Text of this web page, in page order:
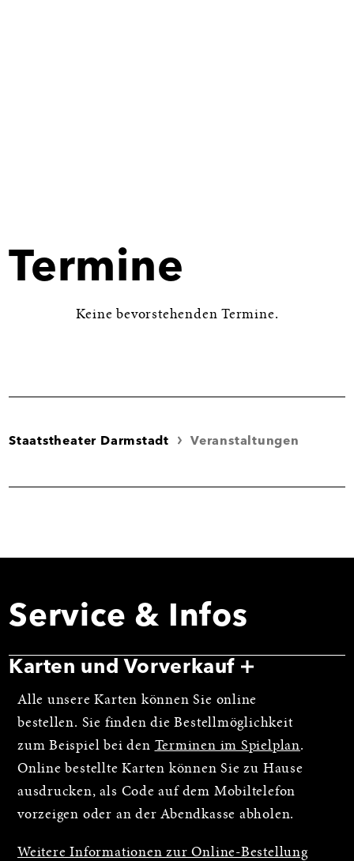
Termine
Keine bevorstehenden Termine.
Staatstheater Darmstadt Veranstaltungen
Service & Infos
Karten und Vorverkauf
Alle unsere Karten können Sie online
bestellen. Sie finden die Bestellmöglichkeit
zum Beispiel bei den Terminen im Spielplan.
Online bestellte Karten können Sie zu Hause
ausdrucken, als Code auf dem Mobiltelefon
vorzeigen oder an der Abendkasse abholen.
Weitere Informationen zur Online-Bestellung